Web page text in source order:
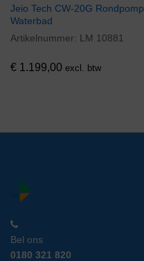
Jeio Tech CW-20G Rondpomp
Waterbad
Artikelnummer: LM 10881
€ 1.199,00 excl. btw
Bel ons
0180 321 820